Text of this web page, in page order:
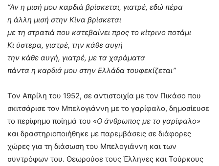
“Αν η μισή μου καρδιά βρίσκεται, γιατρέ, εδώ πέρα
η άλλη μισή στην Κίνα βρίσκεται
με τη στρατιά που κατεβαίνει προς το κίτρινο ποτάμι
Κι ύστερα, γιατρέ, την κάθε αυγή
την κάθε αυγή, γιατρέ, με τα χαράματα
πάντα η καρδιά μου στην Ελλάδα τουφεκίζεται”
Τον Απρίλη του 1952, σε αντιστοιχία με τον Πικάσο που
σκιτσάρισε τον Μπελογιάννη με το γαρίφαλο, δημοσίευσε
το περίφημο ποίημά του «Ο άνθρωπος με το γαρίφαλο»
και δραστηριοποιήθηκε με παρεμβάσεις σε διάφορες
χώρες για τη διάσωση του Μπελογιάννη και των
συντρόφων του. Θεωρούσε τους Έλληνες και Τούρκους